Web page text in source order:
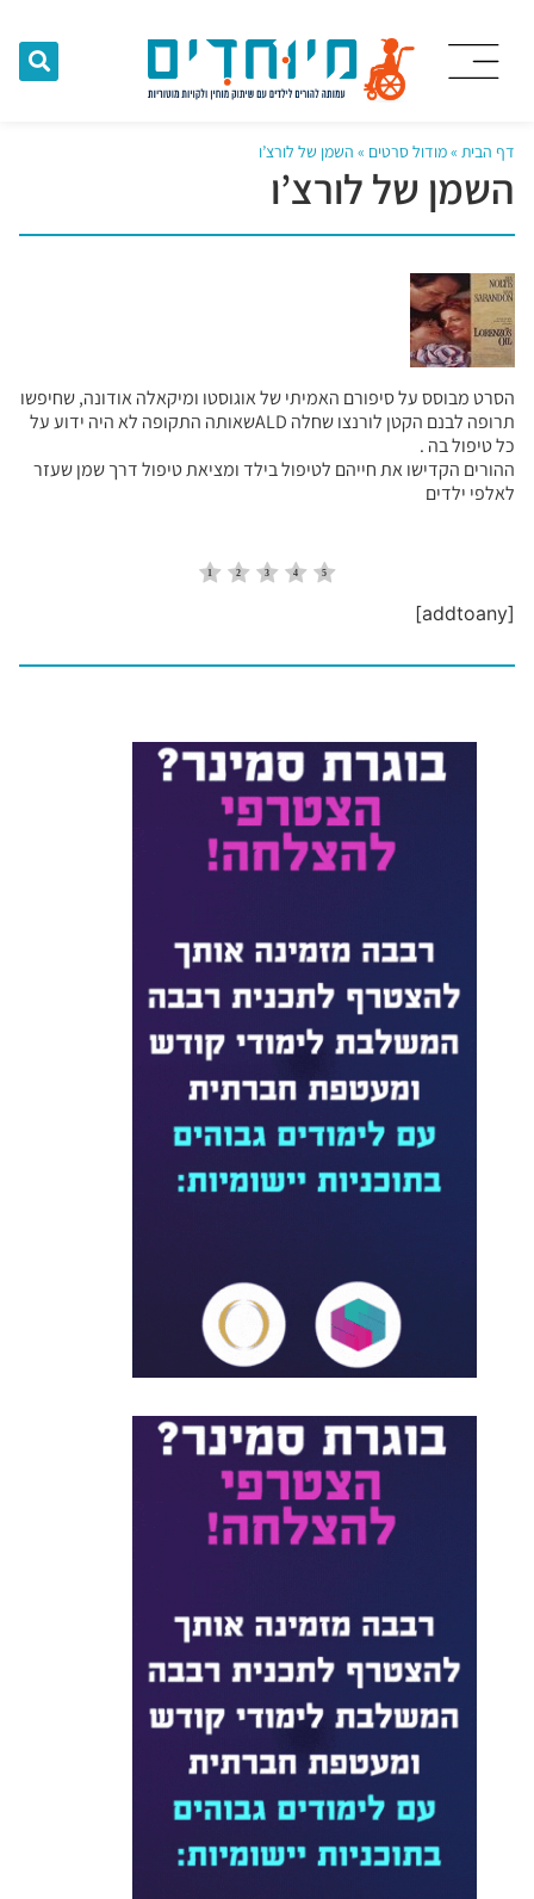
דף הבית »מודול סרטים » השמן של לורצ’ו
השמן של לורצ’ו
הסרט מבוסס על סיפורם האמיתי של אוגוסטו ומיקאלה אודונה, שחיפשו
תרופה לבנם הקטן לורנצו שחלה ALDשאותה התקופה לא היה ידוע על
כל טיפול בה .
ההורים הקדישו את חייהם לטיפול בילד ומציאת טיפול דרך שמן שעזר
לאלפי ילדים
[addtoany]